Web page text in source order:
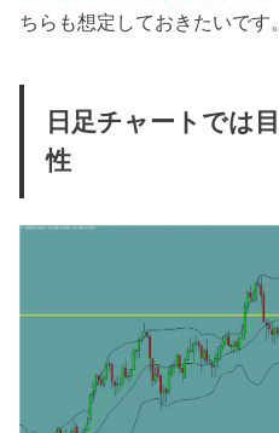
ちらも想定しておきたいです。
日足チャートでは
性